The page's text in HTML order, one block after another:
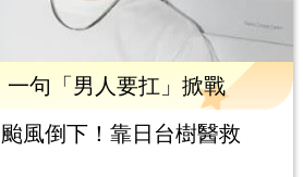
句「男人要扛」掀戰
風倒下！靠日台樹醫救